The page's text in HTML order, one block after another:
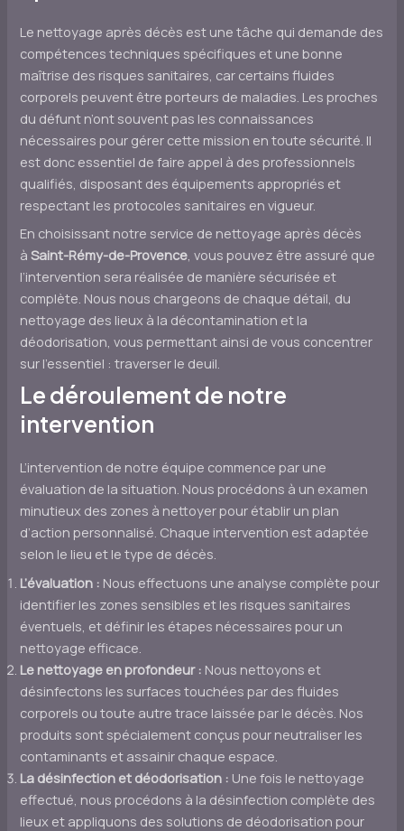
Le nettoyage après décès est une tâche qui demande des
compétences techniques spécifiques et une bonne
maîtrise des risques sanitaires, car certains fluides
corporels peuvent être porteurs de maladies. Les proches
du défunt n’ont souvent pas les connaissances
nécessaires pour gérer cette mission en toute sécurité. Il
est donc essentiel de faire appel à des professionnels
qualifiés, disposant des équipements appropriés et
respectant les protocoles sanitaires en vigueur.
En choisissant notre service de nettoyage après décès
àSaint-Rémy-de-Provence, vous pouvez être assuré que
l’intervention sera réalisée de manière sécurisée et
complète. Nous nous chargeons de chaque détail, du
nettoyage des lieux à la décontamination et la
déodorisation, vous permettant ainsi de vous concentrer
sur l’essentiel : traverser le deuil.
Le déroulement de notre
intervention
L’intervention de notre équipe commence par une
évaluation de la situation. Nous procédons à un examen
minutieux des zones à nettoyer pour établir un plan
d’action personnalisé. Chaque intervention est adaptée
selon le lieu et le type de décès.
L’évaluation : Nous effectuons une analyse complète pour
identifier les zones sensibles et les risques sanitaires
éventuels, et définir les étapes nécessaires pour un
nettoyage efficace.
Le nettoyage en profondeur : Nous nettoyons et
désinfectons les surfaces touchées par des fluides
corporels ou toute autre trace laissée par le décès. Nos
produits sont spécialement conçus pour neutraliser les
contaminants et assainir chaque espace.
La désinfection et déodorisation : Une fois le nettoyage
effectué, nous procédons à la désinfection complète des
lieux et appliquons des solutions de déodorisation pour